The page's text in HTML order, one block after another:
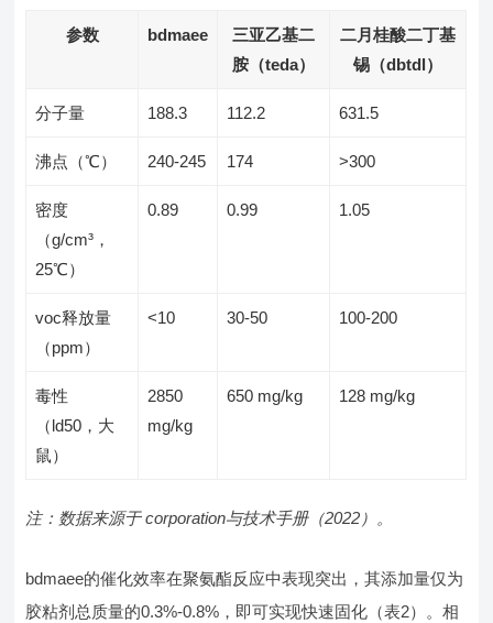
参数 bdmaee
三亚乙基二
胺（teda）
二月桂酸二丁基
锡（dbtdl）
分子量 188.3 112.2 631.5
沸点（℃） 240-245 174 >300
密度
（g/cm³，
25℃）
0.89 0.99 1.05
voc释放量
（ppm）
<10 30-50 100-200
毒性
（ld50，大
鼠）
2850
mg/kg
650 mg/kg 128 mg/kg
注：数据来源于 corporation与技术手册（2022）。
bdmaee的催化效率在聚氨酯反应中表现突出，其添加量仅为
胶粘剂总质量的0.3%-0.8%，即可实现快速固化（表2）。相